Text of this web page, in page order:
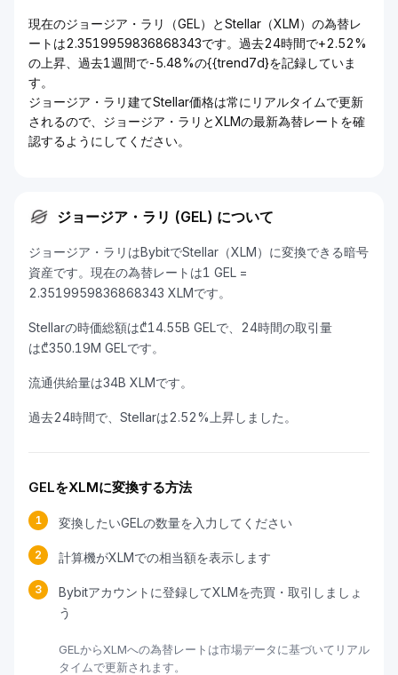
現在のジョージア・ラリ（GEL）とStellar（XLM）の為替レ
ートは2.3519959836868343です。過去24時間で+2.52%
の上昇、過去1週間で-5.48%の{{trend7d}を記録していま
す。
ジョージア・ラリ建てStellar価格は常にリアルタイムで更新
されるので、ジョージア・ラリとXLMの最新為替レートを確
認するようにしてください。
ジョージア・ラリ (GEL) について
ジョージア・ラリはBybitでStellar（XLM）に変換できる暗号
資産です。現在の為替レートは1 GEL =
2.3519959836868343 XLMです。
Stellarの時価総額は₾14.55B GELで、24時間の取引量
は₾350.19M GELです。
流通供給量は34B XLMです。
過去24時間で、Stellarは2.52%上昇しました。
GELをXLMに変換する方法
1 変換したいGELの数量を入力してください
2 計算機がXLMでの相当額を表示します
3
Bybitアカウントに登録してXLMを売買・取引しましょ
う
GELからXLMへの為替レートは市場データに基づいてリアル
タイムで更新されます。